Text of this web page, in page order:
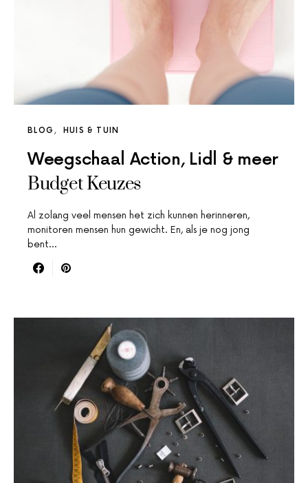
BLOG HUIS & TUIN
Weegschaal Action, Lidl & meer
Budget Keuzes
Al zolang veel mensen het zich kunnen herinneren,
monitoren mensen hun gewicht. En, als je nog jong
bent…